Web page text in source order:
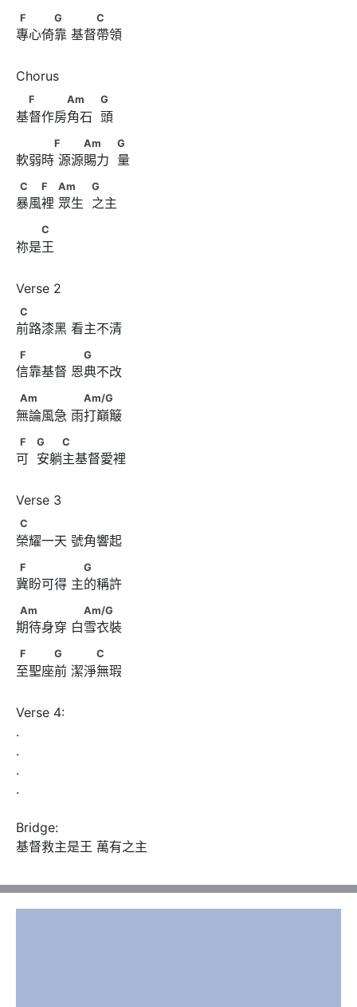
F　　　G　      　　C
F G C
專心倚靠 基督帶領
F　　　Am　　            G
F Am G
基督作房角石  頭
F      　　Am　　            G
F Am G
軟弱時 源源賜力  量
C　　F　      Am　　            G
C F Am G
暴風裡 眾生  之主
C
C
祢是王
C
C
前路漆黑 看主不清
F　　　　      　G
F G
信靠基督 恩典不改
Am　　　　      　Am/G
Am Am/G
無論風急 雨打巔簸
F　            G　　C
F G C
可  安躺主基督愛裡
C
C
榮耀一天 號角響起
F　　　　      　G
F G
冀盼可得 主的稱許
Am　　　　      　Am/G
Am Am/G
期待身穿 白雪衣裝
F　　　G　      　　C
F G C
至聖座前 潔淨無瑕
Verse 4:
.
.
.
.
Bridge:
基督救主是王 萬有之主